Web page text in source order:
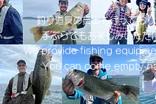
釣り道具の貸出も行ってお
手ぶらでもお楽しみいただ
We provide fishing
You can come empty-